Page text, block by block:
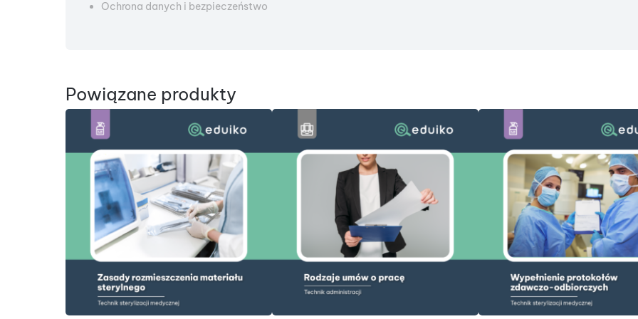
Ochrona danych i bezpieczeństwo
Powiązane produkty
DODAJ DO KOSZYKA DODAJ DO KOSZYKA DODAJ DO KOSZYKA